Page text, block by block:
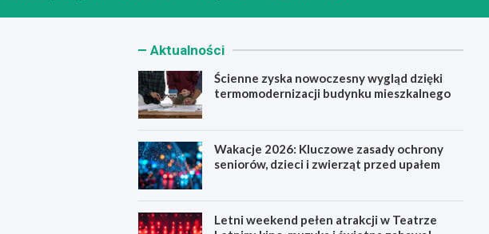
Aktualności
Ścienne zyska nowoczesny wygląd dzięki
termomodernizacji budynku mieszkalnego
Wakacje 2026: Kluczowe zasady ochrony
seniorów, dzieci i zwierząt przed upałem
Letni weekend pełen atrakcji w Teatrze